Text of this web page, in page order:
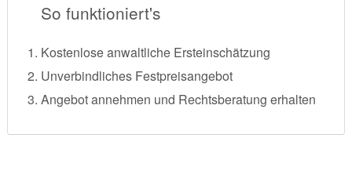
So funktioniert's
Kostenlose anwaltliche Ersteinschätzung
Unverbindliches Festpreisangebot
Angebot annehmen und Rechtsberatung erhalten